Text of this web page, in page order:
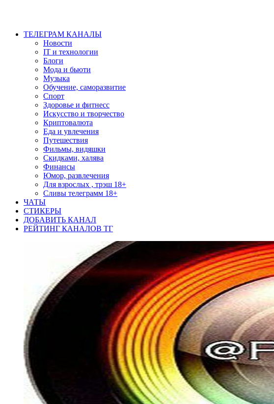
ТЕЛЕГРАМ КАНАЛЫ
Новости
IT и технологии
Блоги
Мода и бьюти
Музыка
Обучение, саморазвитие
Спорт
Здоровье и фитнесс
Искусство и творчество
Криптовалюта
Еда и увлечения
Путешествия
Фильмы, видяшки
Скидками, халява
Финансы
Юмор, развлечения
Для взрослых , трэш 18+
Сливы телеграмм 18+
ЧАТЫ
СТИКЕРЫ
ДОБАВИТЬ КАНАЛ
РЕЙТИНГ КАНАЛОВ ТГ